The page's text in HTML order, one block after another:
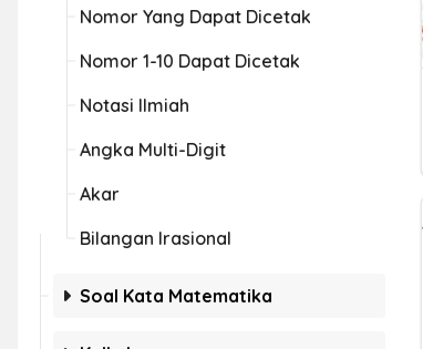
Nomor Yang Dapat Dicetak
Nomor 1-10 Dapat Dicetak
Notasi Ilmiah
Angka Multi-Digit
Akar
Bilangan Irasional
Soal Kata Matematika